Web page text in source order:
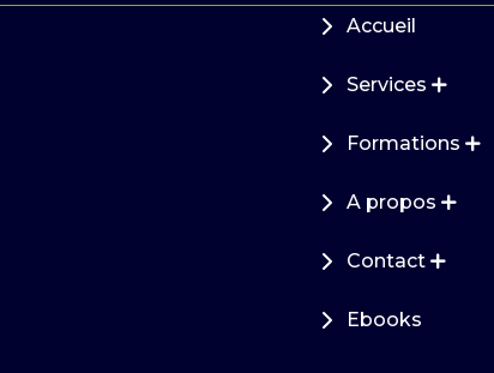
Accueil
Services
Formations
A propos
Contact
Ebooks